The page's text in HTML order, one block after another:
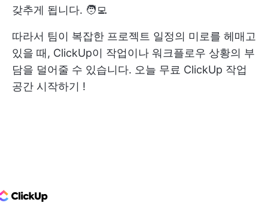
갖추게 됩니다. 🧑‍💻
따라서 팀이 복잡한 프로젝트 일정의 미로를 헤매고
있을 때, ClickUp이 작업이나 워크플로우 상황의 부
담을 덜어줄 수 있습니다. 오늘 무료 ClickUp 작업
공간 시작하기 !
Logo